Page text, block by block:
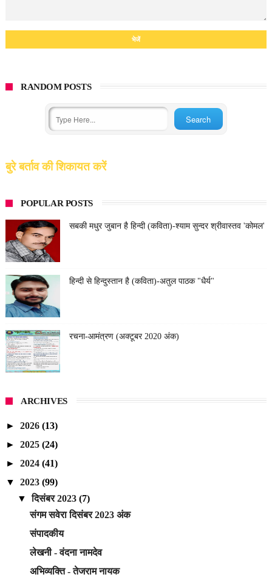
RANDOM POSTS
बुरे बर्ताव की शिकायत करें
POPULAR POSTS
सबकी मधुर जुबान है हिन्दी (कविता)-श्याम सुन्दर श्रीवास्तव 'कोमल'
हिन्दी से हिन्दुस्तान है (कविता)-अतुल पाठक "धैर्य"
रचना-आमंत्रण (अक्टूबर 2020 अंक)
ARCHIVES
► 2026 (13)
► 2025 (24)
► 2024 (41)
▼ 2023 (99)
▼दिसंबर 2023(7)
संगम सवेरा दिसंबर 2023 अंक
संपादकीय
लेखनी - वंदना नामदेव
अभिव्यक्ति - तेजराम नायक